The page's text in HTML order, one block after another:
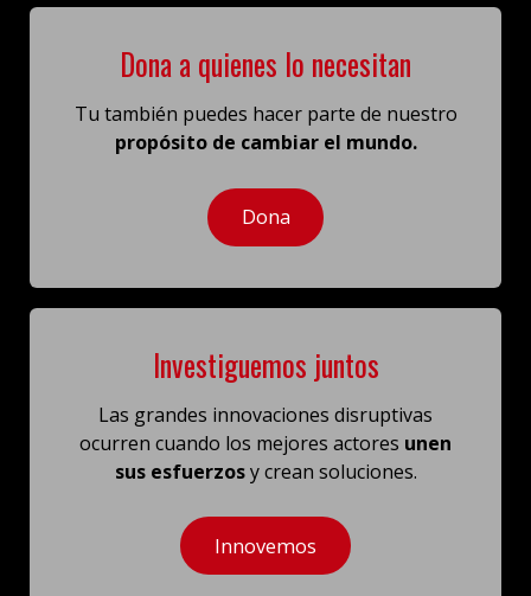
Dona a quienes lo necesitan
Tu también puedes hacer parte de nuestro
propósito de cambiar el mundo.
Dona
Investiguemos juntos
Las grandes innovaciones disruptivas
ocurren cuando los mejores actores unen
sus esfuerzosy crean soluciones.
Innovemos